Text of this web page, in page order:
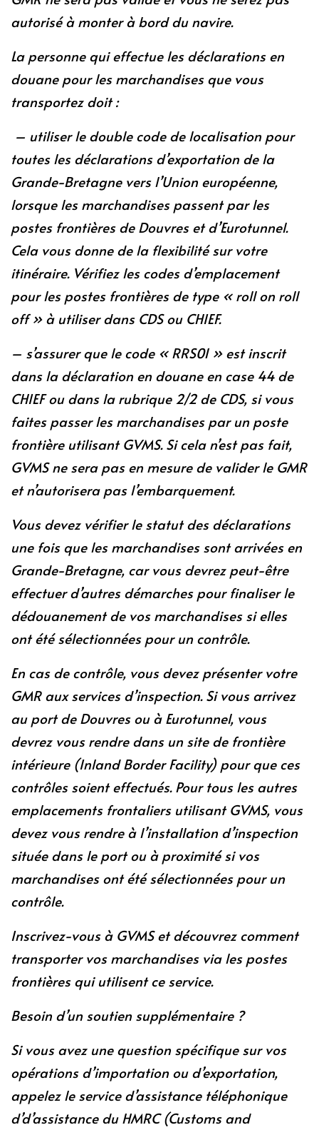
autorisé à monter à bord du navire.
La personne qui effectue les déclarations en
douane pour les marchandises que vous
transportez doit :
– utiliser le double code de localisation pour
toutes les déclarations d’exportation de la
Grande-Bretagne vers l’Union européenne,
lorsque les marchandises passent par les
postes frontières de Douvres et d’Eurotunnel.
Cela vous donne de la flexibilité sur votre
itinéraire. Vérifiez les codes d’emplacement
pour les postes frontières de type « roll on roll
off » à utiliser dans CDS ou CHIEF.
– s’assurer que le code « RRS01 » est inscrit
dans la déclaration en douane en case 44 de
CHIEF ou dans la rubrique 2/2 de CDS, si vous
faites passer les marchandises par un poste
frontière utilisant GVMS. Si cela n’est pas fait,
GVMS ne sera pas en mesure de valider le GMR
et n’autorisera pas l’embarquement.
Vous devez vérifier le statut des déclarations
une fois que les marchandises sont arrivées en
Grande-Bretagne, car vous devrez peut-être
effectuer d’autres démarches pour finaliser le
dédouanement de vos marchandises si elles
ont été sélectionnées pour un contrôle.
En cas de contrôle, vous devez présenter votre
GMR aux services d’inspection. Si vous arrivez
au port de Douvres ou à Eurotunnel, vous
devrez vous rendre dans un site de frontière
intérieure (Inland Border Facility) pour que ces
contrôles soient effectués. Pour tous les autres
emplacements frontaliers utilisant GVMS, vous
devez vous rendre à l’installation d’inspection
située dans le port ou à proximité si vos
marchandises ont été sélectionnées pour un
contrôle.
Inscrivez-vous à GVMS et découvrez comment
transporter vos marchandises via les postes
frontières qui utilisent ce service.
Besoin d’un soutien supplémentaire ?
Si vous avez une question spécifique sur vos
opérations d’importation ou d’exportation,
appelez le service d’assistance téléphonique
d’d’assistance du HMRC (Customs and